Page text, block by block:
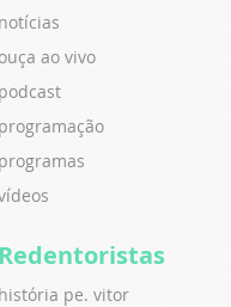
notícias
ouça ao vivo
podcast
programação
programas
Redentoristas
história pe. vitor